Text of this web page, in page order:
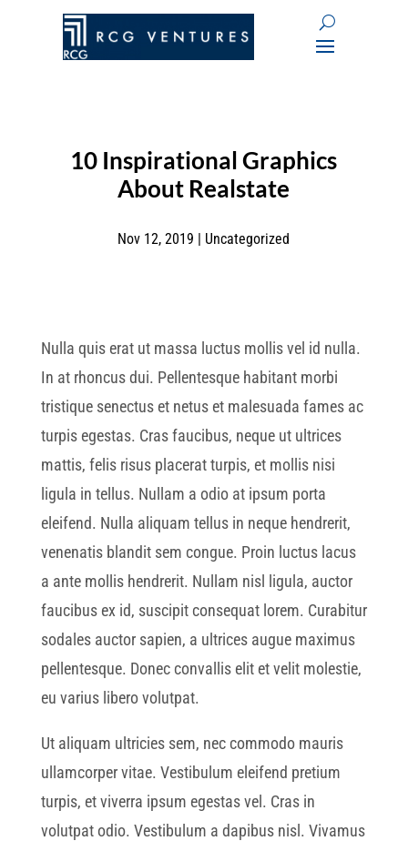
10 Inspirational Graphics
About Realstate
Nov 12, 2019 | Uncategorized
Nulla quis erat ut massa luctus mollis vel id nulla.
In at rhoncus dui. Pellentesque habitant morbi
tristique senectus et netus et malesuada fames ac
turpis egestas. Cras faucibus, neque ut ultrices
mattis, felis risus placerat turpis, et mollis nisi
ligula in tellus. Nullam a odio at ipsum porta
eleifend. Nulla aliquam tellus in neque hendrerit,
venenatis blandit sem congue. Proin luctus lacus
a ante mollis hendrerit. Nullam nisl ligula, auctor
faucibus ex id, suscipit consequat lorem. Curabitur
sodales auctor sapien, a ultrices augue maximus
pellentesque. Donec convallis elit et velit molestie,
eu varius libero volutpat.
Ut aliquam ultricies sem, nec commodo mauris
ullamcorper vitae. Vestibulum eleifend pretium
turpis, et viverra ipsum egestas vel. Cras in
volutpat odio. Vestibulum a dapibus nisl. Vivamus